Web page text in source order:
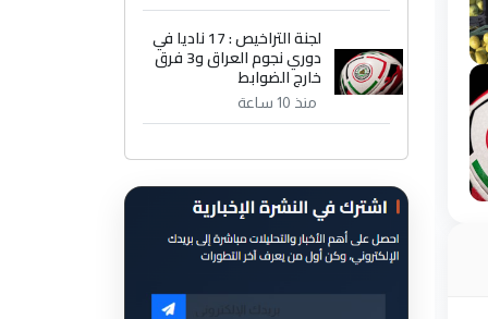
لجنة التراخيص : 17 ناديا في
دوري نجوم العراق و3 فرق
خارج الضوابط
منذ 10 ساعة